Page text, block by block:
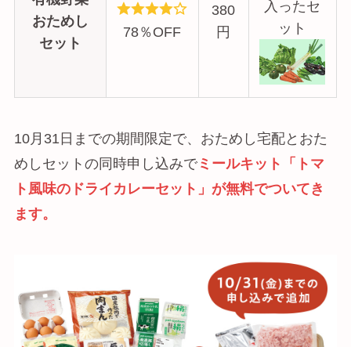
おためし
セット
78％OFF
380
円
入ったセ
ット
10月31日までの期間限定で、おためし宅配とおた
めしセットの同時申し込みでミールキット「トマ
ト風味のドライカレーセット」が無料でついてき
ます。